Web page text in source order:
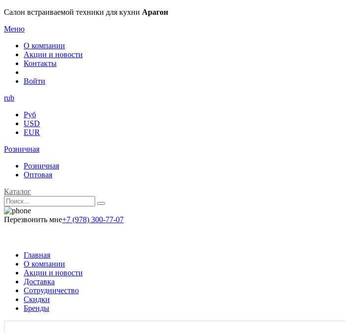
Салон встраиваемой техники для кухни Арагон
Меню
О компании
Акции и новости
Контакты
Войти
rub
Руб
USD
EUR
Розничная
Розничная
Оптовая
Каталог
Перезвонить мне+7 (978) 300-77-07
Главная
О компании
Акции и новости
Доставка
Сотрудничество
Скидки
Бренды